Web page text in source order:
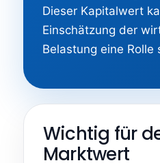
Dieser Kapitalwert
Einschätzung der
Belastung eine Rolle
Wichtig für
Marktwert